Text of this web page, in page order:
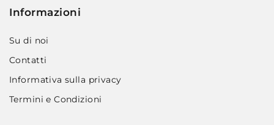
Informazioni
Su di noi
Contatti
Informativa sulla privacy
Termini e Condizioni